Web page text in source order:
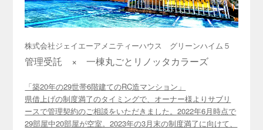
株式会社ジェイエーアメニティーハウス グリーンハイム５
管理受託 × 一棟丸ごとリノッタカラーズ
「築20年の29世帯6階建てのRC造マンション」
県借上げの制度満了のタイミングで、オーナー様よりサブリ
ースで管理契約のご相談をいただきました。2022年6月時点で
29部屋中20部屋が空室。2023年の3月末の制度満了に向けて、